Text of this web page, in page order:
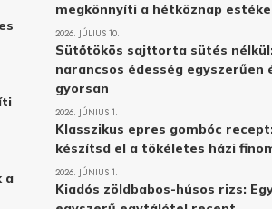
a
megkönnyíti a hétköznap
2026. JÚLIUS 10.
Sütőtökös sajttorta sütés
narancsos édesség egyszerűen
gyorsan
2026. JÚNIUS 1.
Klasszikus epres gombóc
készítsd el a tökéletes házi
2026. JÚNIUS 1.
Kiadós zöldbabos-húsos rizs: